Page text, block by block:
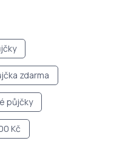
zdarma
půjčky
Kč